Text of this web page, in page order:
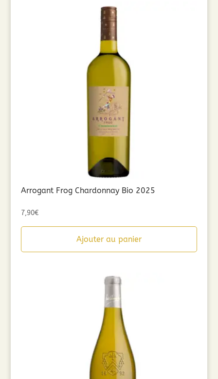
Arrogant Frog Chardonnay Bio 2025
7,90€
Ajouter au panier